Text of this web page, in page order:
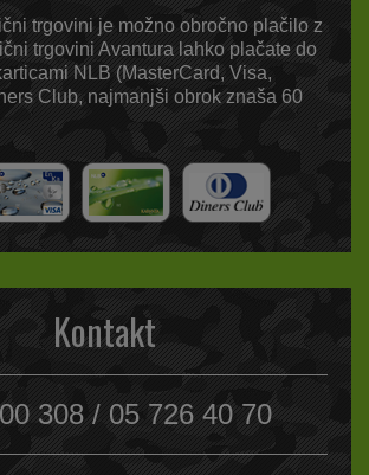
trgovini je možno obročno plačilo z
trgovini Avantura lahko plačate do
NLB (MasterCard, Visa,
Club, najmanjši obrok znaša 60
Kontakt
308 / 05 726 40 70